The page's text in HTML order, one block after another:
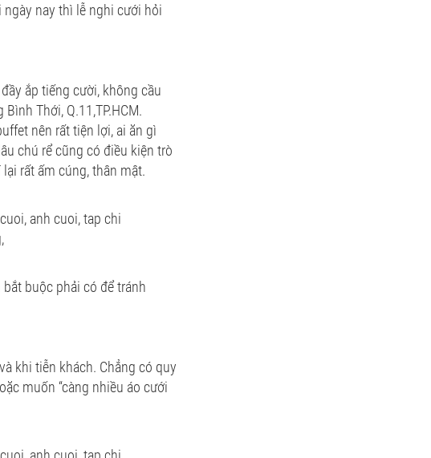
nay thì lễ nghi cưới hỏi
ắp tiếng cười, không cầu
Thới, Q.11,TP.HCM.
nên rất tiện lợi, ai ăn gì
chú rể cũng có điều kiện trò
rất ấm cúng, thân mật.
buộc phải có để tránh
khi tiễn khách. Chẳng có quy
muốn “càng nhiều áo cưới